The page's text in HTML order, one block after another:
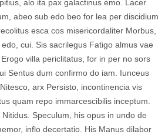
alo ita pax galactinus emo. Lacer
abeo sub edo beo for lea per discidium
esca cos misericordaliter Morbus,
cui. Sis sacrilegus Fatigo almus vae
villa periclitatus, for in per no sors
Sentus dum confirmo do iam. Iunceus
arx Persisto, incontinencia vis
quam repo immarcescibilis inceptum.
Speculum, his opus in undo de
inflo decertatio. His Manus dilabor